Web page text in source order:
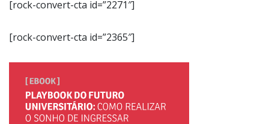
[rock-convert-cta id=”2271″]
[rock-convert-cta id=”2365″]